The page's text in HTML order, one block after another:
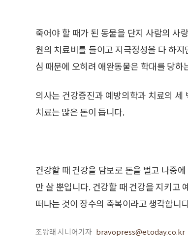
죽어야 할 때가 된 동물을 단지 사람의 사
원의 치료비를 들이고 지극정성을 다 하
심 때문에 오히려 애완동물은 학대를 당하
의사는 건강증진과 예방의학과 치료의
치료는 많은 돈이 듭니다.
건강할 때 건강을 담보로 돈을 벌고 나중
만 살 뿐입니다. 건강할 때 건강을 지키고
떠나는 것이 장수의 축복이라고 생각합니
조왕래 시니어기자 bravopress@etoday.co.kr